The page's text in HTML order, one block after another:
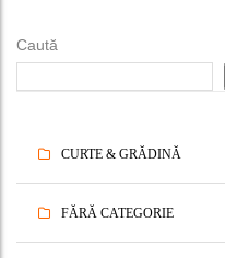
Caută
CURTE & GRĂDINĂ
FĂRĂ CATEGORIE